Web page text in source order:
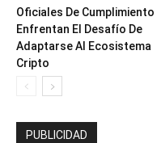
Oficiales De Cumplimiento
Enfrentan El Desafío De
Adaptarse Al Ecosistema
Cripto
PUBLICIDAD